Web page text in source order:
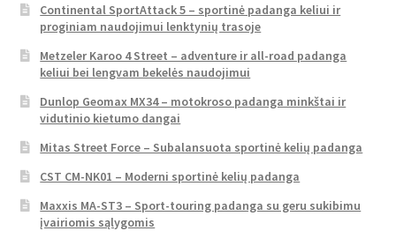
Continental SportAttack 5 – sportinė padanga keliui ir
proginiam naudojimui lenktynių trasoje
Metzeler Karoo 4 Street – adventure ir all-road padanga
keliui bei lengvam bekelės naudojimui
Dunlop Geomax MX34 – motokroso padanga minkštai ir
vidutinio kietumo dangai
Mitas Street Force – Subalansuota sportinė kelių padanga
CST CM-NK01 – Moderni sportinė kelių padanga
Maxxis MA-ST3 – Sport-touring padanga su geru sukibimu
įvairiomis sąlygomis